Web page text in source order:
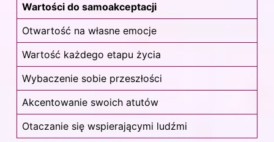
Wartości do samoakceptacji
Otwartość na własne emocje
Wartość każdego etapu życia
Wybaczenie sobie przeszłości
Akcentowanie swoich atutów
Otaczanie się wspierającymi ludźmi